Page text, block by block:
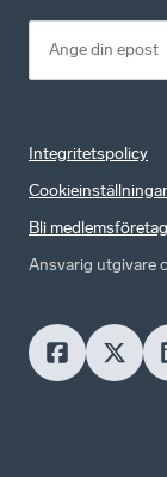
Integritetspolicy
Bli medlemsföretag
Ansvarig utgivare